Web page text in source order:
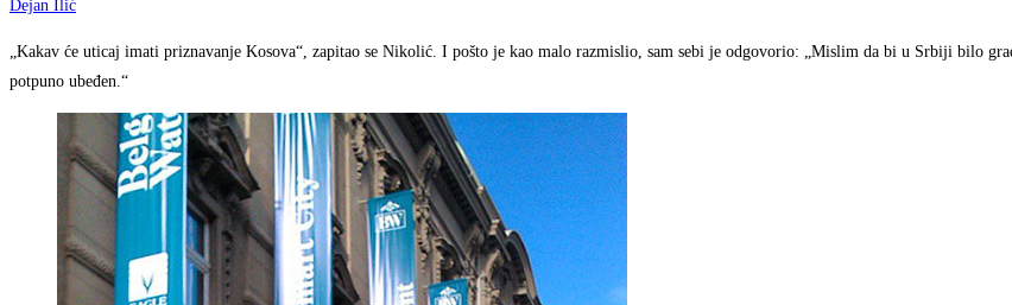
Dejan Ilić
„Kakav će uticaj imati priznavanje Kosova“, zapitao se Nikolić. I pošto je kao malo razmislio, sam sebi je odgovorio: „Mislim da bi u Srbiji bilo
potpuno ubeđen.“